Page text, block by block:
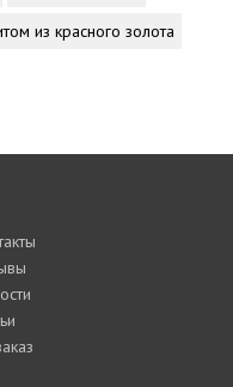
из красного золота